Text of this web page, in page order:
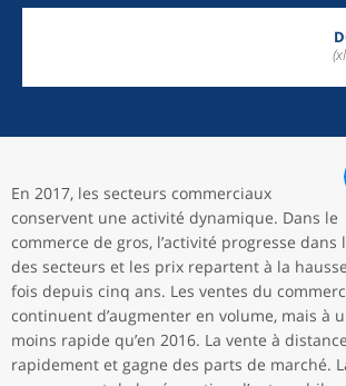
En 2017, les secteurs commerciaux
conservent une activité dynamique. Dans le
commerce de gros, l’activité progresse
des secteurs et les prix repartent à la
fois depuis cinq ans. Les ventes du
continuent d’augmenter en volume, mais à
moins rapide qu’en 2016. La vente à
rapidement et gagne des parts de marché.